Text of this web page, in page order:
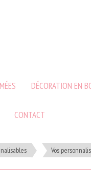
DÉCORATION EN
CONTACT
Vos